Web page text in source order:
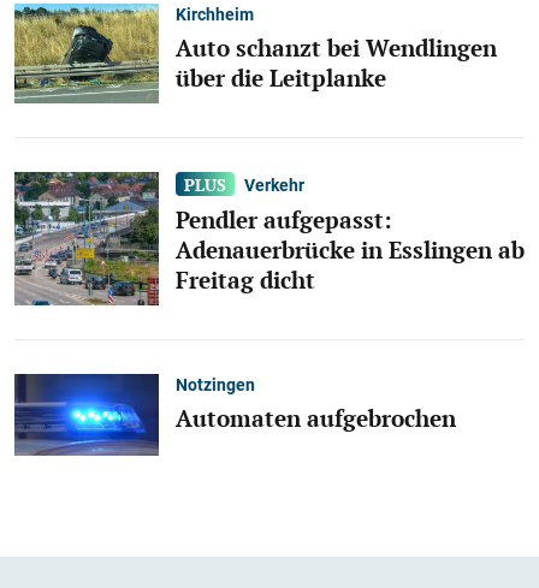
Kirchheim
Auto schanzt bei Wendlingen
über die Leitplanke
Verkehr
Pendler aufgepasst:
Adenauerbrücke in Esslingen ab
Freitag dicht
Notzingen
Automaten aufgebrochen